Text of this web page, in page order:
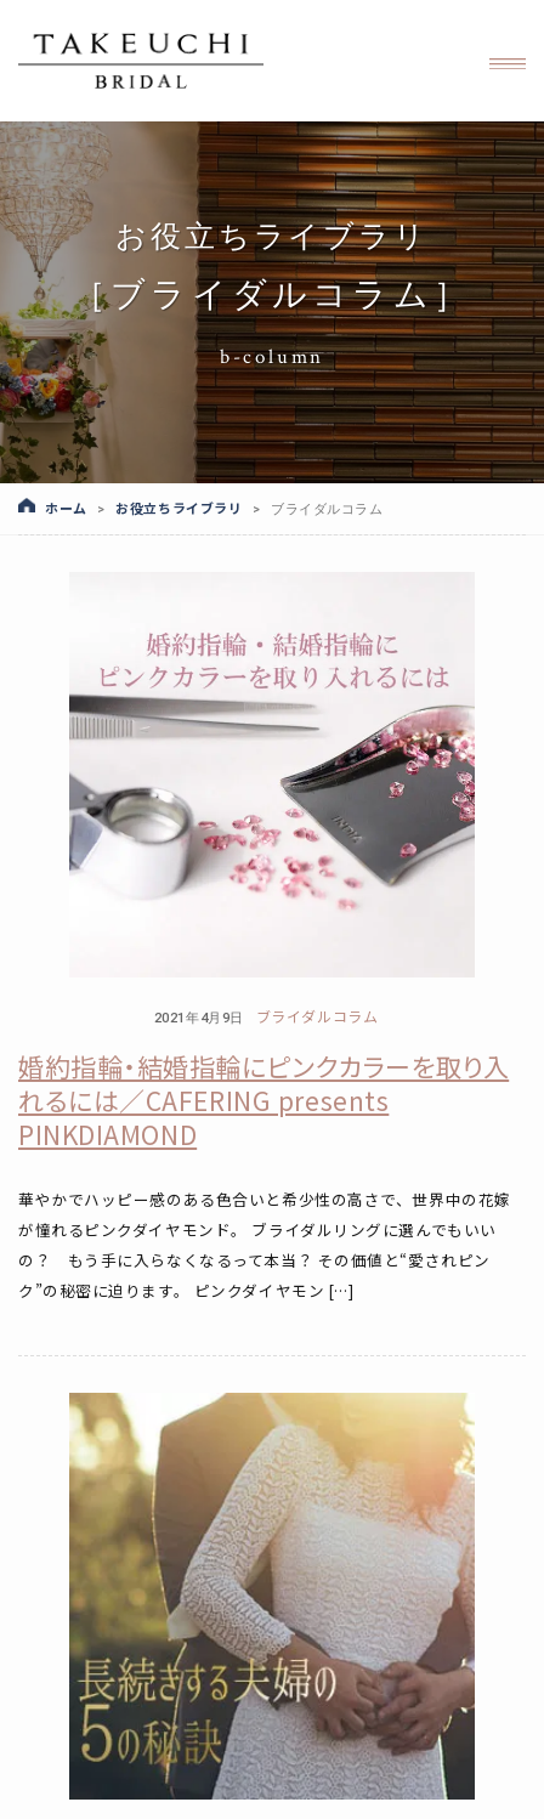
お役立ちライブラリ
［ブライダルコラム］
b-column
ホーム > お役立ちライブラリ > ブライダルコラム
2021年4月9日 ブライダルコラム
婚約指輪・結婚指輪にピンクカラーを取り入
れるには／CAFERING presents
PINKDIAMOND
華やかでハッピー感のある色合いと希少性の高さで、世界中の花嫁
が憧れるピンクダイヤモンド。 ブライダルリングに選んでもいい
の？ もう手に入らなくなるって本当？ その価値と“愛されピン
ク”の秘密に迫ります。 ピンクダイヤモン […]